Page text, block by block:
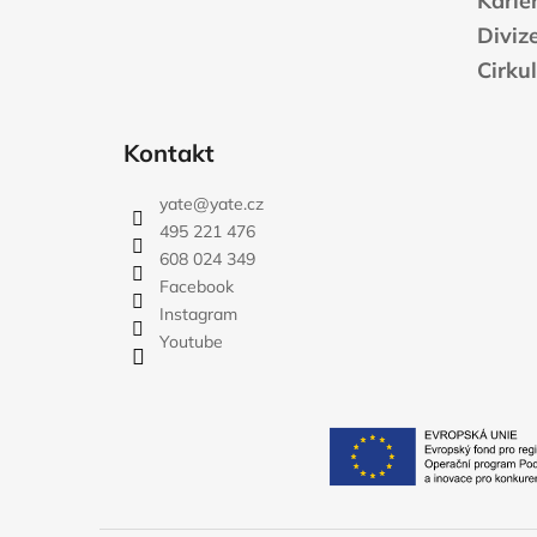
Kontakt
yate@yate.cz
495 221 476
608 024 349
Facebook
Instagram
Youtube